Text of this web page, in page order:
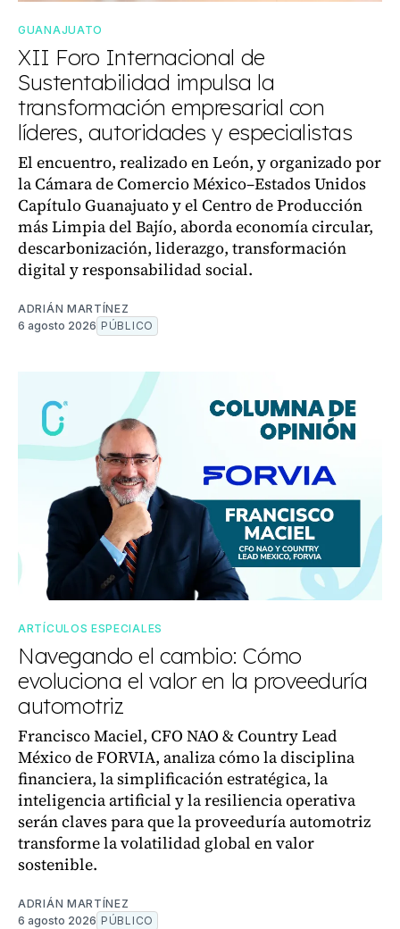
GUANAJUATO
XII Foro Internacional de
Sustentabilidad impulsa la
transformación empresarial con
líderes, autoridades y especialistas
El encuentro, realizado en León, y organizado por
la Cámara de Comercio México–Estados Unidos
Capítulo Guanajuato y el Centro de Producción
más Limpia del Bajío, aborda economía circular,
descarbonización, liderazgo, transformación
digital y responsabilidad social.
ADRIÁN MARTÍNEZ
6 agosto 2026 PÚBLICO
ARTÍCULOS ESPECIALES
Navegando el cambio: Cómo
evoluciona el valor en la proveeduría
automotriz
Francisco Maciel, CFO NAO & Country Lead
México de FORVIA, analiza cómo la disciplina
financiera, la simplificación estratégica, la
inteligencia artificial y la resiliencia operativa
serán claves para que la proveeduría automotriz
transforme la volatilidad global en valor
sostenible.
ADRIÁN MARTÍNEZ
6 agosto 2026 PÚBLICO